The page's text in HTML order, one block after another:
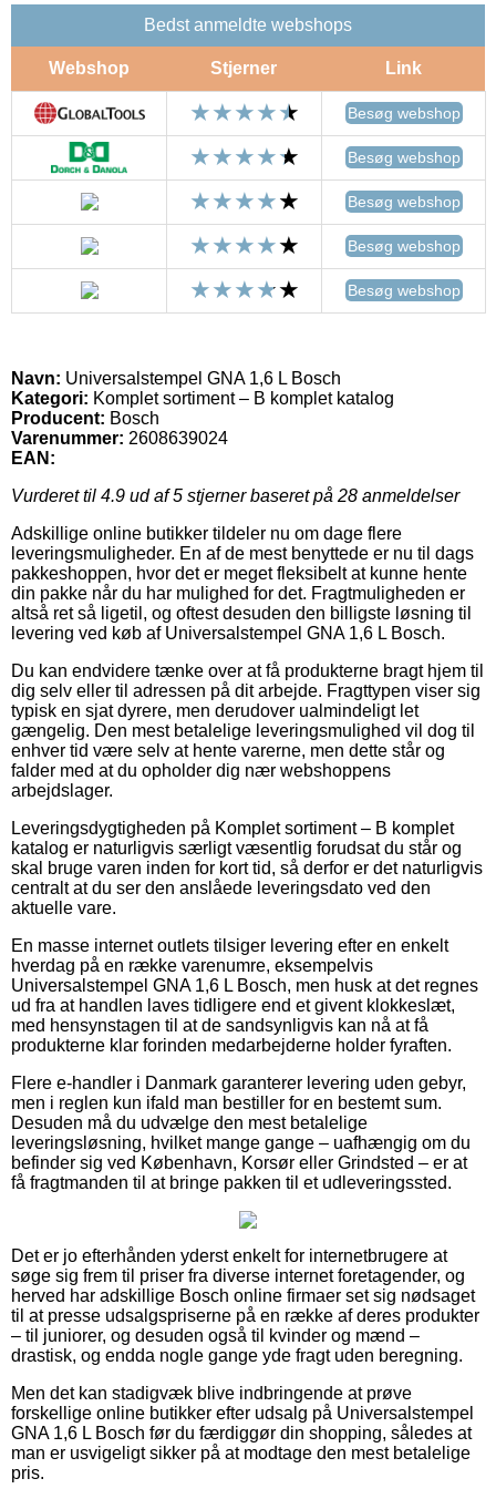
Bedst anmeldte webshops
Webshop Stjerner Link
Besøg webshop
Besøg webshop
Besøg webshop
Besøg webshop
Besøg webshop
Navn: Universalstempel GNA 1,6 L Bosch
Kategori: Komplet sortiment – B komplet katalog
Producent: Bosch
Varenummer: 2608639024
EAN:
Vurderet til 4.9 ud af 5 stjerner baseret på 28 anmeldelser
Adskillige online butikker tildeler nu om dage flere
leveringsmuligheder. En af de mest benyttede er nu til dags
pakkeshoppen, hvor det er meget fleksibelt at kunne hente
din pakke når du har mulighed for det. Fragtmuligheden er
altså ret så ligetil, og oftest desuden den billigste løsning til
levering ved køb af Universalstempel GNA 1,6 L Bosch.
Du kan endvidere tænke over at få produkterne bragt hjem til
dig selv eller til adressen på dit arbejde. Fragttypen viser sig
typisk en sjat dyrere, men derudover ualmindeligt let
gængelig. Den mest betalelige leveringsmulighed vil dog til
enhver tid være selv at hente varerne, men dette står og
falder med at du opholder dig nær webshoppens
arbejdslager.
Leveringsdygtigheden på Komplet sortiment – B komplet
katalog er naturligvis særligt væsentlig forudsat du står og
skal bruge varen inden for kort tid, så derfor er det naturligvis
centralt at du ser den anslåede leveringsdato ved den
aktuelle vare.
En masse internet outlets tilsiger levering efter en enkelt
hverdag på en række varenumre, eksempelvis
Universalstempel GNA 1,6 L Bosch, men husk at det regnes
ud fra at handlen laves tidligere end et givent klokkeslæt,
med hensynstagen til at de sandsynligvis kan nå at få
produkterne klar forinden medarbejderne holder fyraften.
Flere e-handler i Danmark garanterer levering uden gebyr,
men i reglen kun ifald man bestiller for en bestemt sum.
Desuden må du udvælge den mest betalelige
leveringsløsning, hvilket mange gange – uafhængig om du
befinder sig ved København, Korsør eller Grindsted – er at
få fragtmanden til at bringe pakken til et udleveringssted.
Det er jo efterhånden yderst enkelt for internetbrugere at
søge sig frem til priser fra diverse internet foretagender, og
herved har adskillige Bosch online firmaer set sig nødsaget
til at presse udsalgspriserne på en række af deres produkter
– til juniorer, og desuden også til kvinder og mænd –
drastisk, og endda nogle gange yde fragt uden beregning.
Men det kan stadigvæk blive indbringende at prøve
forskellige online butikker efter udsalg på Universalstempel
GNA 1,6 L Bosch før du færdiggør din shopping, således at
man er usvigeligt sikker på at modtage den mest betalelige
pris.